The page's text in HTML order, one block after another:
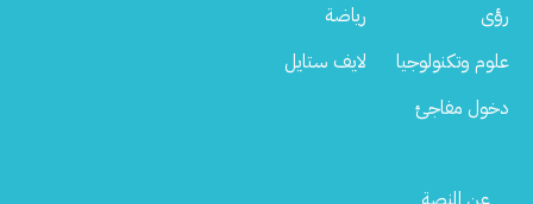
رؤى
رياضة
علوم وتكنولوجيا
لايف ستايل
دخول مفاجئ
Footer